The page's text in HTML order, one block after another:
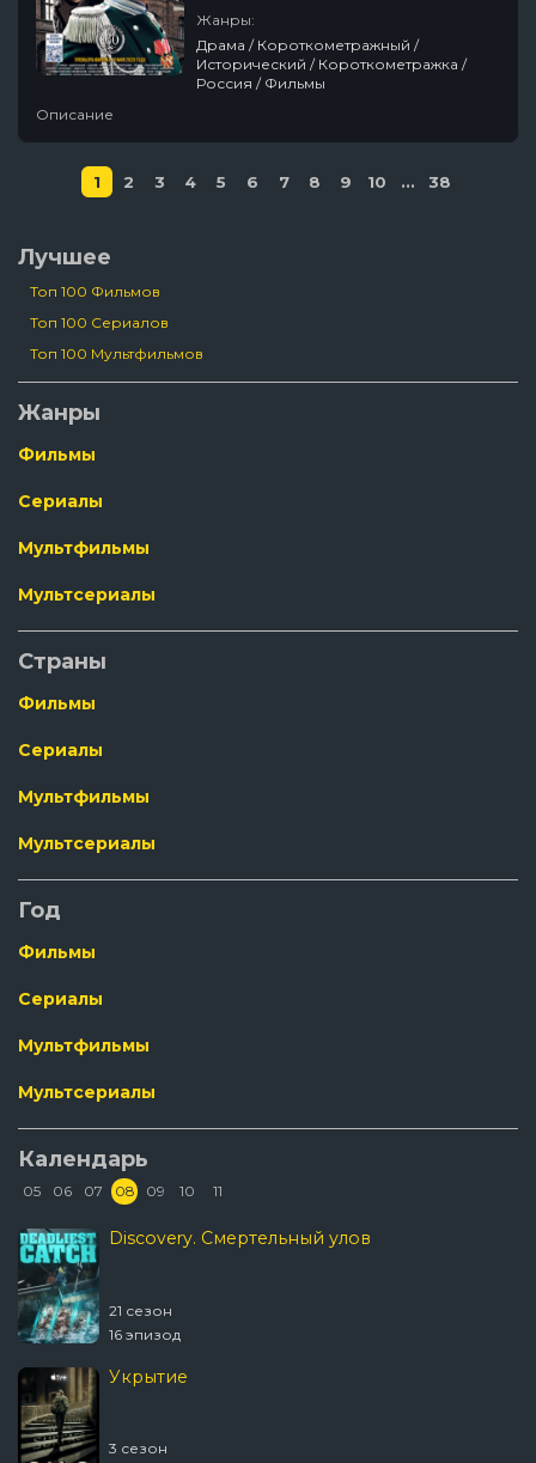
Жанры:
Драма / Короткометражный /
Исторический / Короткометражка /
Россия / Фильмы
Описание
1 2 3 4 5 6 7 8 9 10 ... 38
Лучшее
Топ 100 Фильмов
Топ 100 Сериалов
Топ 100 Мультфильмов
Жанры
Фильмы
Сериалы
Мультфильмы
Мультсериалы
Страны
Фильмы
Сериалы
Мультфильмы
Мультсериалы
Год
Фильмы
Сериалы
Мультфильмы
Мультсериалы
Календарь
05 06 07 08 09 10 11
Discovery. Смертельный улов
21 сезон
16 эпизод
Укрытие
3 сезон